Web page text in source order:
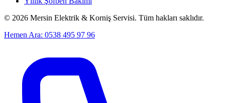
© 2026 Mersin Elektrik & Korniş Servisi. Tüm hakları saklıdır.
Hemen Ara: 0538 495 97 96